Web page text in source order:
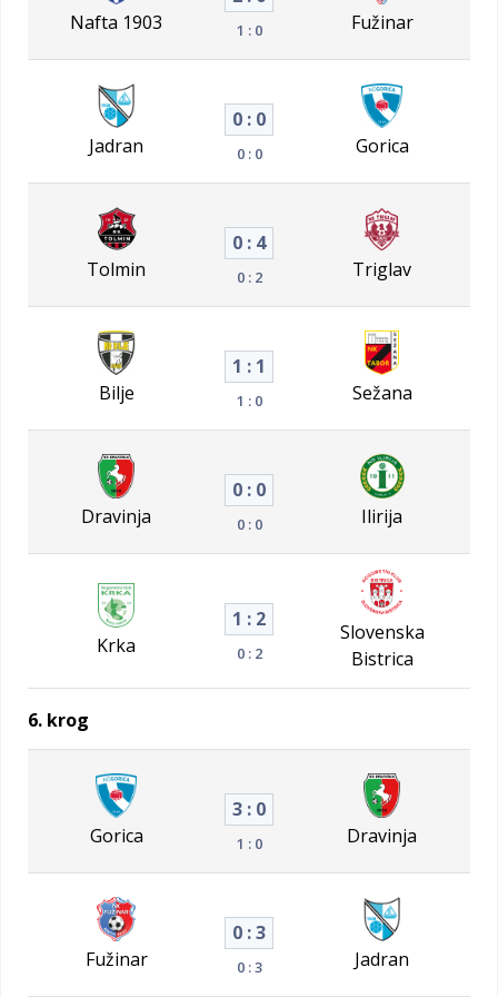
Nafta 1903 1 : 0 Fužinar
Jadran
0 : 0
0 : 0 Gorica
Tolmin
0 : 4
0 : 2 Triglav
Bilje
1 : 1
1 : 0 Sežana
Dravinja
0 : 0
0 : 0 Ilirija
Krka
1 : 2
0 : 2
Slovenska
Bistrica
6. krog
Gorica
3 : 0
1 : 0 Dravinja
Fužinar
0 : 3
0 : 3 Jadran